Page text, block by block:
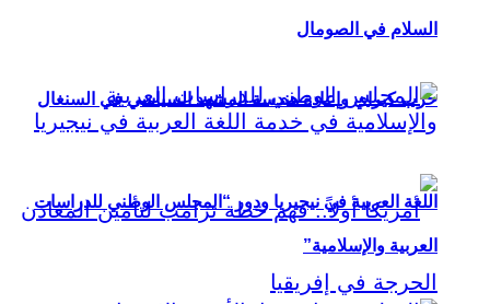
حزب كيراي وإعادة هندسة المشهد السياسي في السنغال
السلام في الصومال
اللغة العربية في نيجيريا ودور “المجلس الوطني للدراسات
العربية والإسلامية”